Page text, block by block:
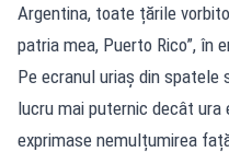
Argentina, toate țările
patria mea, Puerto Rico”, în
Pe ecranul uriaș din spatele
lucru mai puternic decât
exprimase nemulțumirea